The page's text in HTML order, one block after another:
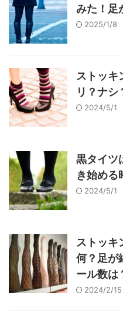
みた！足
2025/1/8
ストッキ
リ？ナシ
2024/5/1
黒タイツ
き始める
2024/5/1
ストッキ
何？足が
ール数は
2024/2/15